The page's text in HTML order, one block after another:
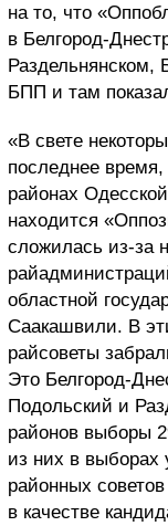
на то, что
в Белгород-
Раздельнянском,
БПП и там
«В свете
последнее время,
районах
находится
сложилась из-за
областной
Саакашвили. В
райсоветы
Это Белгород-
Подольский и
районов выборы
из них в выборах
районных
в качестве